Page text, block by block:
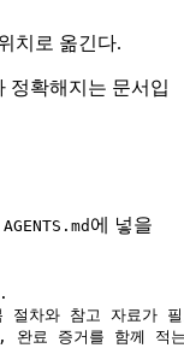
치로 옮긴다.
정확해지는 문서입
AGENTS.md 에 넣을
절차와 참고 자료
완료 증거를 함께 적